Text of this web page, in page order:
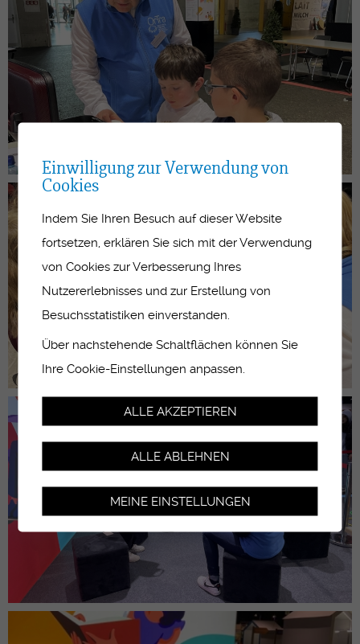
Einwilligung zur Verwendung von
Cookies
Indem Sie Ihren Besuch auf dieser Website
fortsetzen, erklären Sie sich mit der Verwendung
von Cookies zur Verbesserung Ihres
Nutzererlebnisses und zur Erstellung von
Besuchsstatistiken einverstanden.
Über nachstehende Schaltflächen können Sie
Ihre Cookie-Einstellungen anpassen.
ALLE AKZEPTIEREN
ALLE ABLEHNEN
MEINE EINSTELLUNGEN